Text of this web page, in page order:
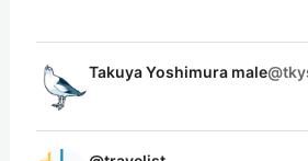
Takuya Yoshimura male@